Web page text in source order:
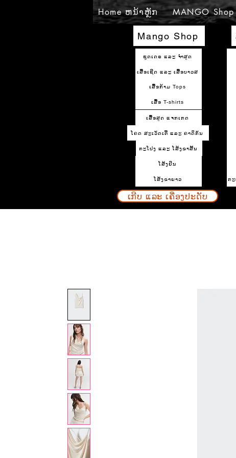
Home ຫນ້າຫຼັກ MANGO Shop
Mango Shop
ຊຸດເດຣ ແລະ ຈຳສູດ
ເສື້ອກ້າມ Tops
ເສື້ອເຊີດ ແລະ ເສື້ອບາວສ
ເສື້ອ T-shirts
ເສື້ອສູດ ແຈກເກດ
ໂຄດ ສະເວັດເຕີ້ ແລະ ຄາດິກັນ
ກະໂປງ ແລະ ໂສ້ງຂາສັ້ນ
ໂສ້ງຢິນ
ໂສ້ງຂາຍາວ ກະ
ເກີບ ແລະ ເຄື່ອງປະດັບ